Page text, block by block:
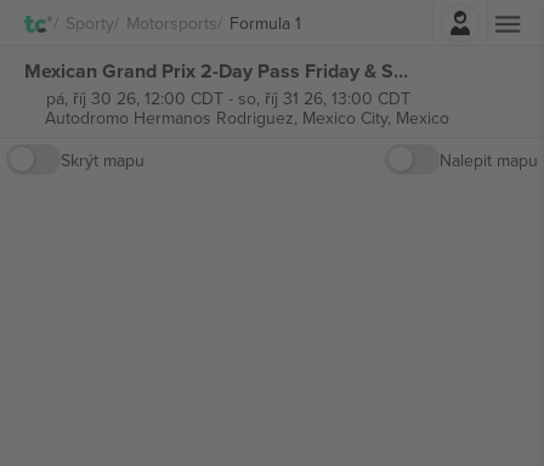
Sporty Motorsports Formula 1Přihlásit se
Mexican Grand Prix 2-Day Pass Friday & Saturday Ticket Formula 1 vstupenek
pá, říj 30 26, 12:00 CDT- so, říj 31 26, 13:00 CDT
Autodromo Hermanos Rodriguez, Mexico City, Mexico
Skrýt mapu
Nalepit mapu